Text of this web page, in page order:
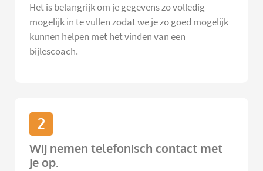
Het is belangrijk om je gegevens zo volledig
mogelijk in te vullen zodat we je zo goed mogelijk
kunnen helpen met het vinden van een
bijlescoach.
2
Wij nemen telefonisch contact met
je op.